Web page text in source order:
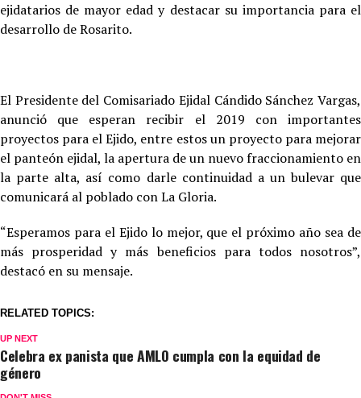
ejidatarios de mayor edad y destacar su importancia para el
desarrollo de Rosarito.
El Presidente del Comisariado Ejidal Cándido Sánchez Vargas,
anunció que esperan recibir el 2019 con importantes
proyectos para el Ejido, entre estos un proyecto para mejorar
el panteón ejidal, la apertura de un nuevo fraccionamiento en
la parte alta, así como darle continuidad a un bulevar que
comunicará al poblado con La Gloria.
“Esperamos para el Ejido lo mejor, que el próximo año sea de
más prosperidad y más beneficios para todos nosotros”,
destacó en su mensaje.
RELATED TOPICS:
UP NEXT
Celebra ex panista que AMLO cumpla con la equidad de
género